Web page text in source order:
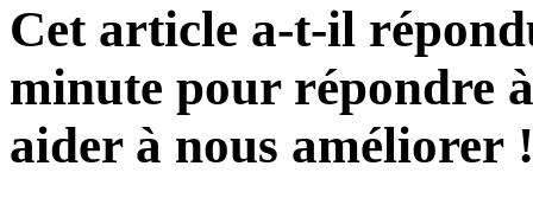
Cet article a-t-il
minute pour répondre
aider à nous améliorer !